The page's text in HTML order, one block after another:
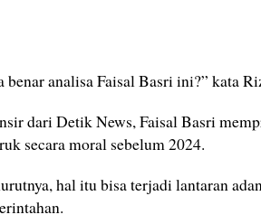
benar analisa Faisal Basri ini?” kata
dari Detik News, Faisal Basri
secara moral sebelum 2024.
hal itu bisa terjadi lantaran